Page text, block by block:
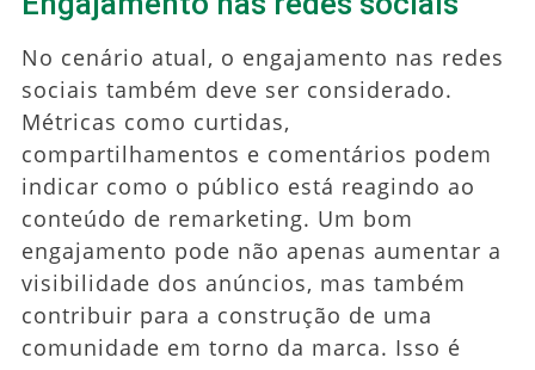
No cenário atual, o engajamento nas redes
sociais também deve ser considerado.
Métricas como curtidas,
compartilhamentos e comentários podem
indicar como o público está reagindo ao
conteúdo de remarketing. Um bom
engajamento pode não apenas aumentar a
visibilidade dos anúncios, mas também
contribuir para a construção de uma
comunidade em torno da marca. Isso é